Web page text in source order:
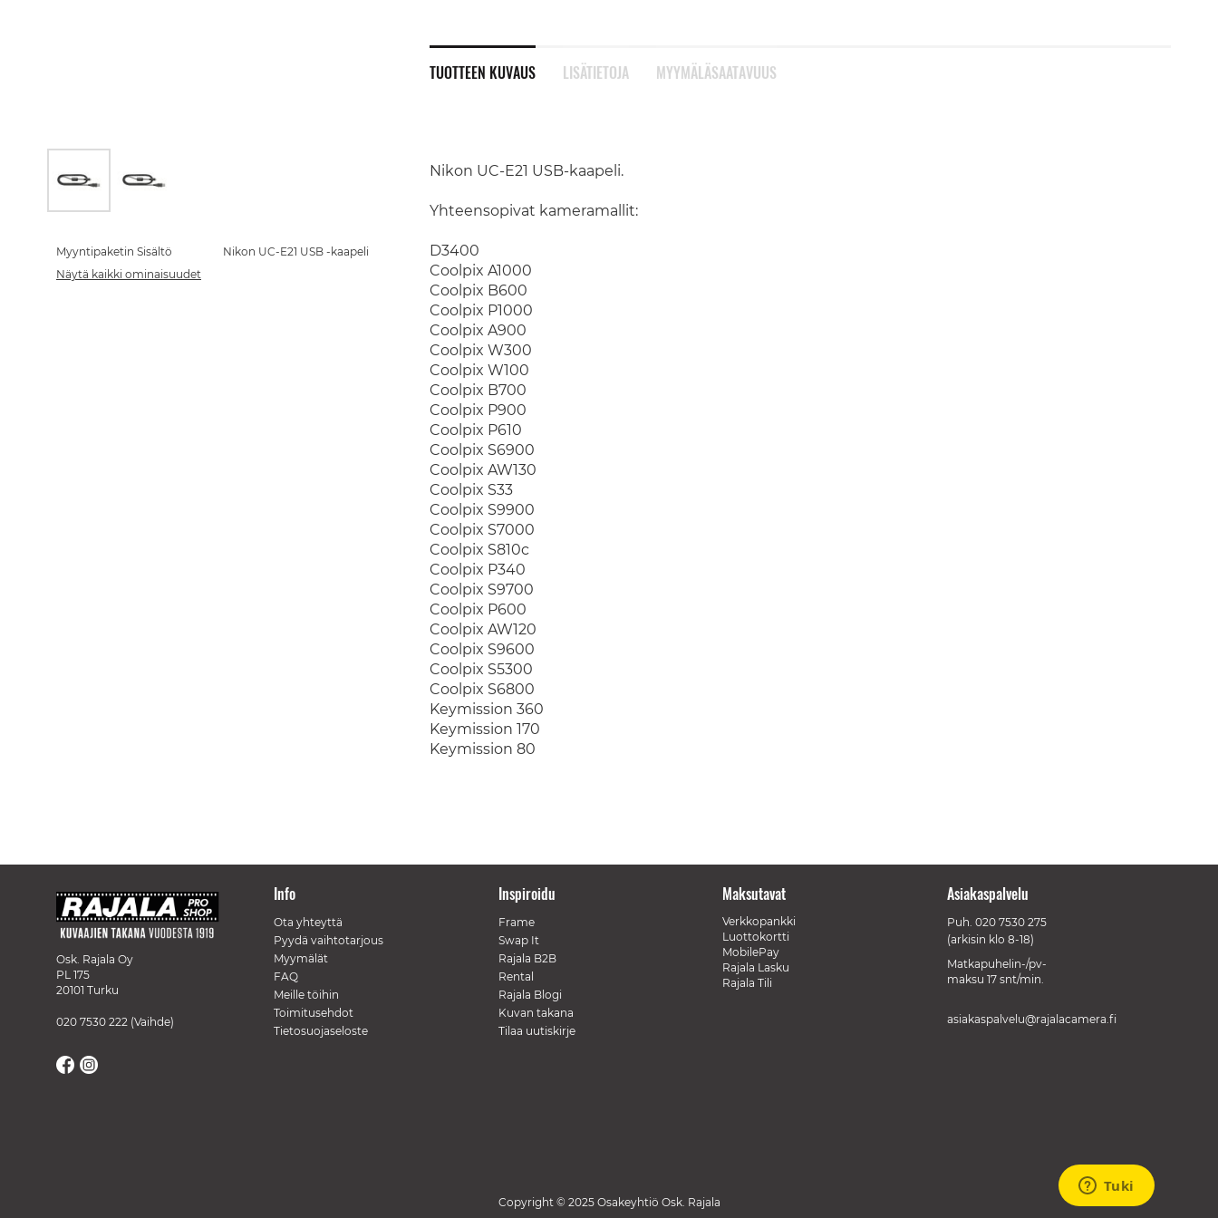
TUOTTEEN KUVAUS
Nikon UC-E21 USB-kaapeli.
Yhteensopivat kameramallit:
D3400
Coolpix A1000
Coolpix B600
Coolpix P1000
Coolpix A900
Coolpix W300
Coolpix W100
Coolpix B700
Coolpix P900
Coolpix P610
Coolpix S6900
Coolpix AW130
Coolpix S33
Coolpix S9900
Coolpix S7000
Coolpix S810c
Coolpix P340
Coolpix S9700
Coolpix P600
Coolpix AW120
Coolpix S9600
Coolpix S5300
Coolpix S6800
Keymission 360
Keymission 170
Keymission 80
LISÄTIETOJA MYYMÄLÄSAATAVUUS
the
beginning
of
Myyntipaketin Sisältö
Nikon UC-E21 USB -kaapeli
Näytä kaikki ominaisuudet
Osk. Rajala Oy
PL 175
20101 Turku
020 7530 222 (Vaihde)
Info
Ota yhteyttä
Pyydä vaihtotarjous
Myymälät
FAQ
Meille töihin
Toimitusehdot
Tietosuojaseloste
Inspiroidu
Frame
Swap It
Rajala B2B
Rental
Rajala Blogi
Kuvan takana
Tilaa uutiskirje
Maksutavat
Verkkopankki
Luottokortti
MobilePay
Rajala Lasku
Rajala Tili
Asiakaspalvelu
Puh. 020 7530 275
(arkisin klo 8-18)
Matkapuhelin-/pv-
maksu 17 snt/min.
asiakaspalvelu@rajalacamera.fi
Copyright © 2025 Osakeyhtiö Osk. Rajala